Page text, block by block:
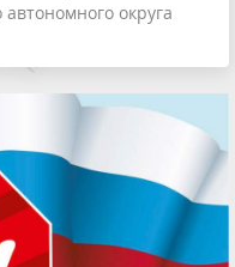
округа